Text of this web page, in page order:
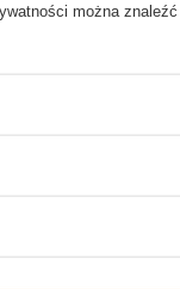
MAMY
specjalnego
można